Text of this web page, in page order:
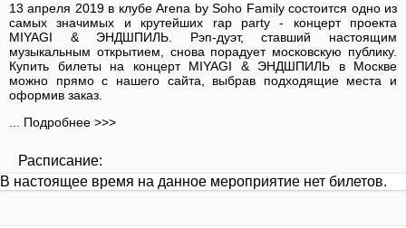
13 апреля 2019 в клубе Arena by Soho Family состоится одно из
самых значимых и крутейших rap party - концерт проекта
MIYAGI & ЭНДШПИЛЬ. Рэп-дуэт, ставший настоящим
музыкальным открытием, снова порадует московскую публику.
Купить билеты на концерт MIYAGI & ЭНДШПИЛЬ в Москве
можно прямо с нашего сайта, выбрав подходящие места и
оформив заказ.
... Подробнее >>>
Расписание:
В настоящее время на данное мероприятие нет билетов.